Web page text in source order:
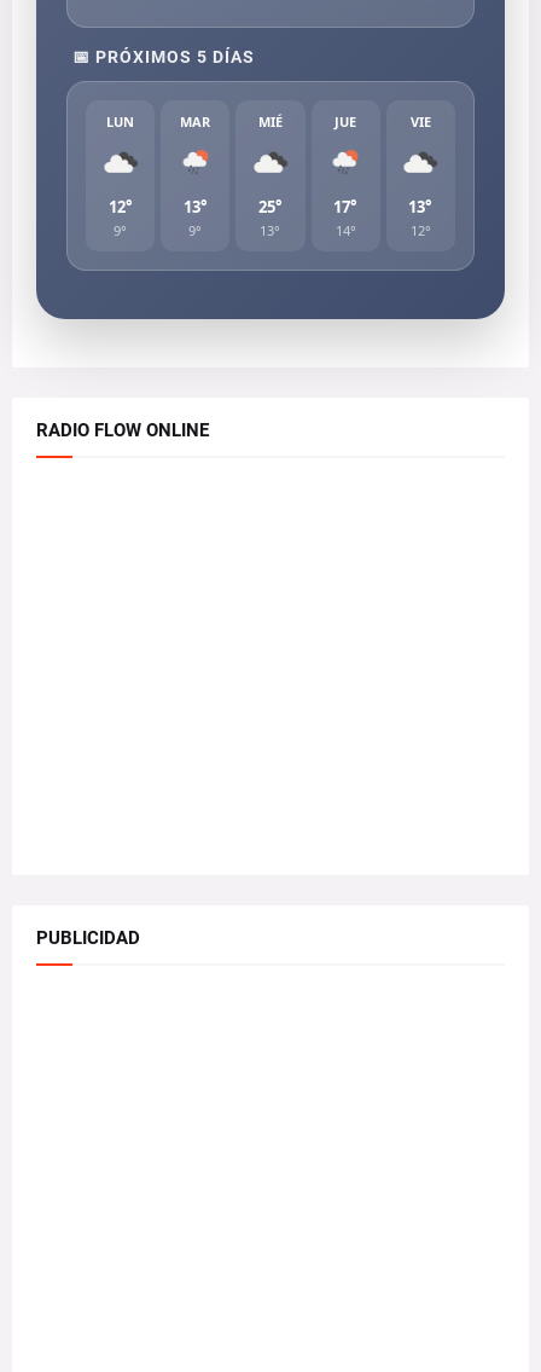
📅 PRÓXIMOS 5 DÍAS
LUN
12°
9°
MAR
13°
9°
MIÉ
25°
13°
JUE
17°
14°
VIE
13°
12°
RADIO FLOW ONLINE
PUBLICIDAD